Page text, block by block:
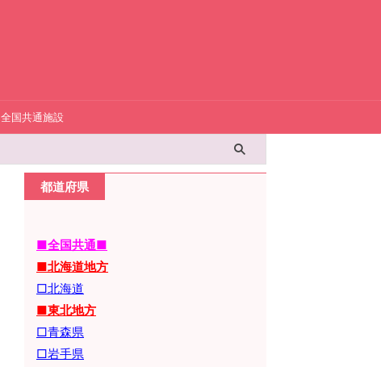
全国共通施設
都道府県
■全国共通■
■北海道地方
□北海道
■東北地方
□青森県
□岩手県